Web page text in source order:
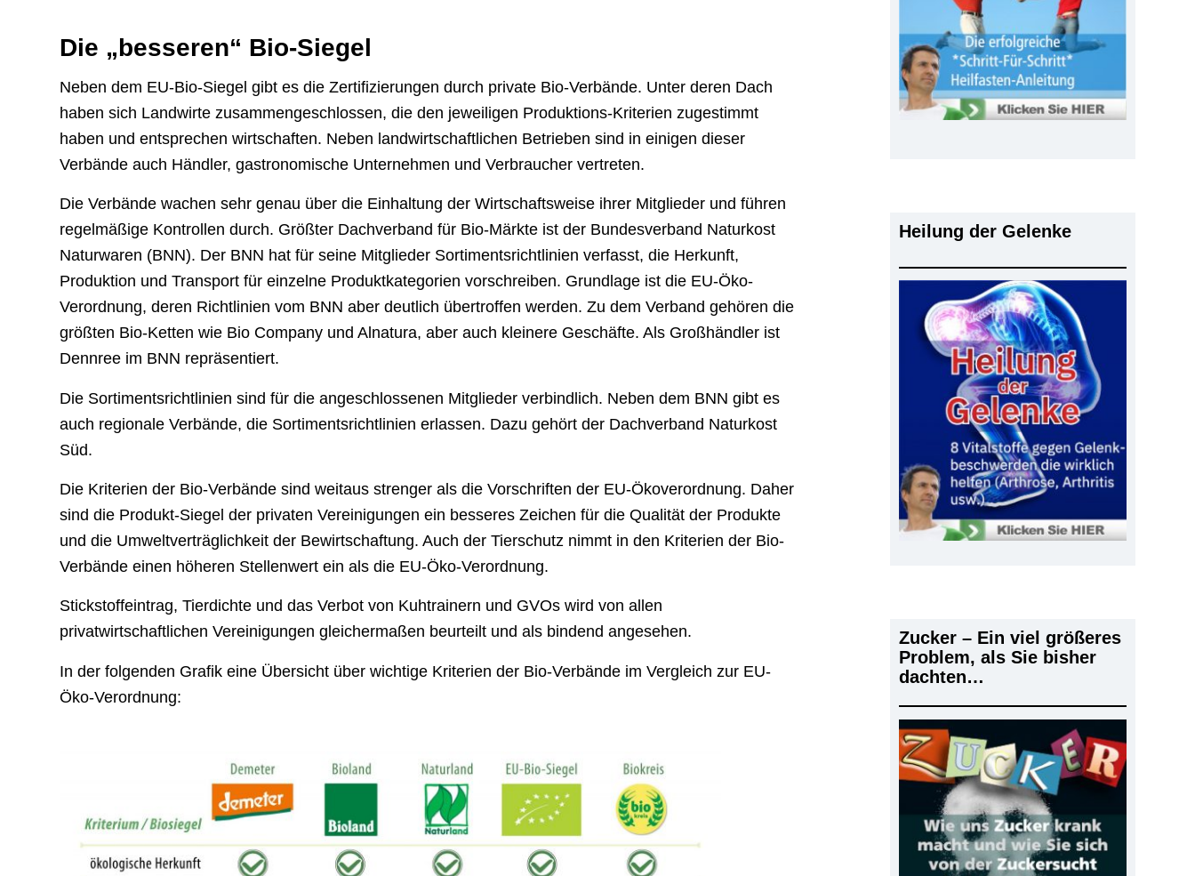
Die „besseren“ Bio-Siegel
Neben dem EU-Bio-Siegel gibt es die Zertifizierungen durch private Bio-Verbände. Unter deren Dach
haben sich Landwirte zusammengeschlossen, die den jeweiligen Produktions-Kriterien zugestimmt
haben und entsprechen wirtschaften. Neben landwirtschaftlichen Betrieben sind in einigen dieser
Verbände auch Händler, gastronomische Unternehmen und Verbraucher vertreten.
Die Verbände wachen sehr genau über die Einhaltung der Wirtschaftsweise ihrer Mitglieder und führen
regelmäßige Kontrollen durch. Größter Dachverband für Bio-Märkte ist der Bundesverband Naturkost
Naturwaren (BNN). Der BNN hat für seine Mitglieder Sortimentsrichtlinien verfasst, die Herkunft,
Produktion und Transport für einzelne Produktkategorien vorschreiben. Grundlage ist die EU-Öko-
Verordnung, deren Richtlinien vom BNN aber deutlich übertroffen werden. Zu dem Verband gehören die
größten Bio-Ketten wie Bio Company und Alnatura, aber auch kleinere Geschäfte. Als Großhändler ist
Dennree im BNN repräsentiert.
Die Sortimentsrichtlinien sind für die angeschlossenen Mitglieder verbindlich. Neben dem BNN gibt es
auch regionale Verbände, die Sortimentsrichtlinien erlassen. Dazu gehört der Dachverband Naturkost
Süd.
Die Kriterien der Bio-Verbände sind weitaus strenger als die Vorschriften der EU-Ökoverordnung. Daher
sind die Produkt-Siegel der privaten Vereinigungen ein besseres Zeichen für die Qualität der Produkte
und die Umweltverträglichkeit der Bewirtschaftung. Auch der Tierschutz nimmt in den Kriterien der Bio-
Verbände einen höheren Stellenwert ein als die EU-Öko-Verordnung.
Stickstoffeintrag, Tierdichte und das Verbot von Kuhtrainern und GVOs wird von allen
privatwirtschaftlichen Vereinigungen gleichermaßen beurteilt und als bindend angesehen.
In der folgenden Grafik eine Übersicht über wichtige Kriterien der Bio-Verbände im Vergleich zur EU-
Öko-Verordnung:
Heilung der Gelenke
Zucker – Ein viel größeres
Problem, als Sie bisher
dachten…